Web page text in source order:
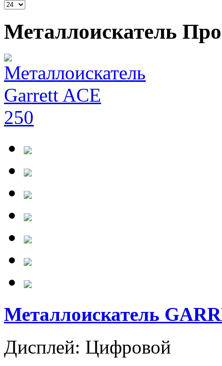
Металлоискатель
Металлоискатель
Дисплей: Цифровой